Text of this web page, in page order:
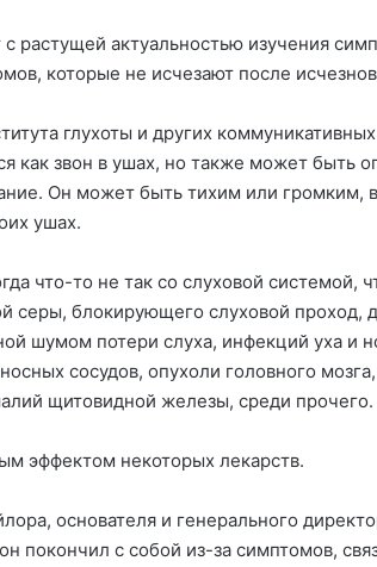
растущей актуальностью изучения
которые не исчезают после
глухоты и других
как звон в ушах, но также может быть
Он может быть тихим или громким,
ушах.
что-то не так со слуховой системой,
серы, блокирующего слуховой проход,
шумом потери слуха, инфекций уха и
сосудов, опухоли головного
щитовидной железы, среди прочего.
эффектом некоторых лекарств.
основателя и генерального
покончил с собой из-за симптомов,